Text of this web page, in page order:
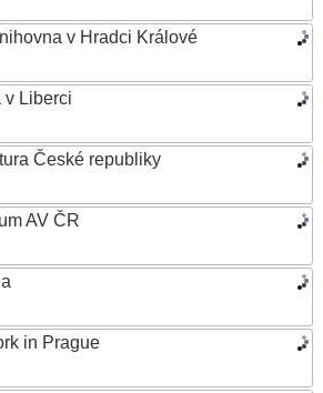
v Hradci Králové
v Liberci
České republiky
AV ČR
in Prague